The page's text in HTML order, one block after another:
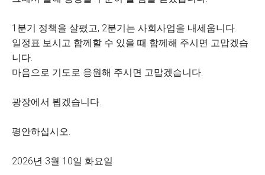
1분기 정책을 살폈고, 2분기는 사회사업을 내세웁니다.
일정표 보시고 함께할 수 있을 때 함께해 주시면 고맙겠습
니다.
마음으로 기도로 응원해 주시면 고맙겠습니다.
광장에서 뵙겠습니다.
평안하십시오.
2026년 3월 10일 화요일